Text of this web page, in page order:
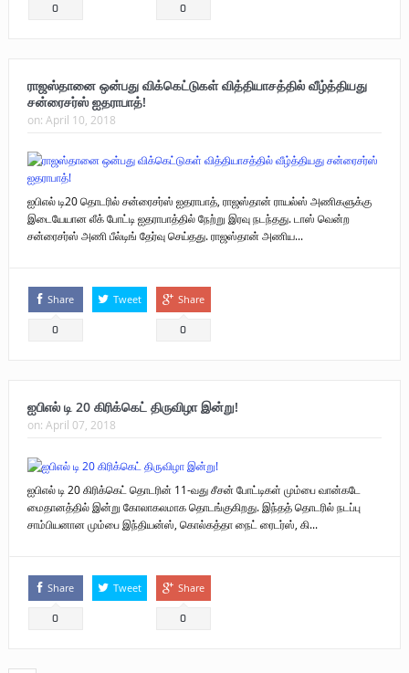
0 0
ராஜஸ்தானை ஒன்பது விக்கெட்டுகள் வித்தியாசத்தில் வீழ்த்தியது
சன்ரைசர்ஸ் ஐதராபாத்!
on: April 10, 2018
ஐபிஎல் டி20 தொடரில் சன்ரைசர்ஸ் ஐதராபாத், ராஜஸ்தான் ராயல்ஸ் அணிகளுக்கு
இடையேயான லீக் போட்டி ஐதராபாத்தில் நேற்று இரவு நடந்தது. டாஸ் வென்ற
சன்ரைசர்ஸ் அணி பீல்டிங் தேர்வு செய்தது. ராஜஸ்தான் அணிய...
Share
0
Tweet Share
0
ஐபிஎல் டி 20 கிரிக்கெட் திருவிழா இன்று!
on: April 07, 2018
ஐபிஎல் டி 20 கிரிக்கெட் தொடரின் 11-வது சீசன் போட்டிகள் மும்பை வான்கடே
மைதானத்தில் இன்று கோலாகலமாக தொடங்குகிறது. இந்தத் தொடரில் நடப்பு
சாம்பியனான மும்பை இந்தியன்ஸ், கொல்கத்தா நைட் ரைடர்ஸ், கி...
Share
0
Tweet Share
0